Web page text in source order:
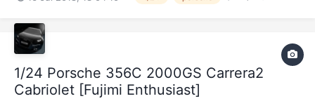
1/24 Porsche 356C 2000GS Carrera2
Cabriolet [Fujimi Enthusiast]